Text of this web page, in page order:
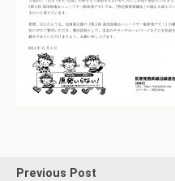
Previous Post